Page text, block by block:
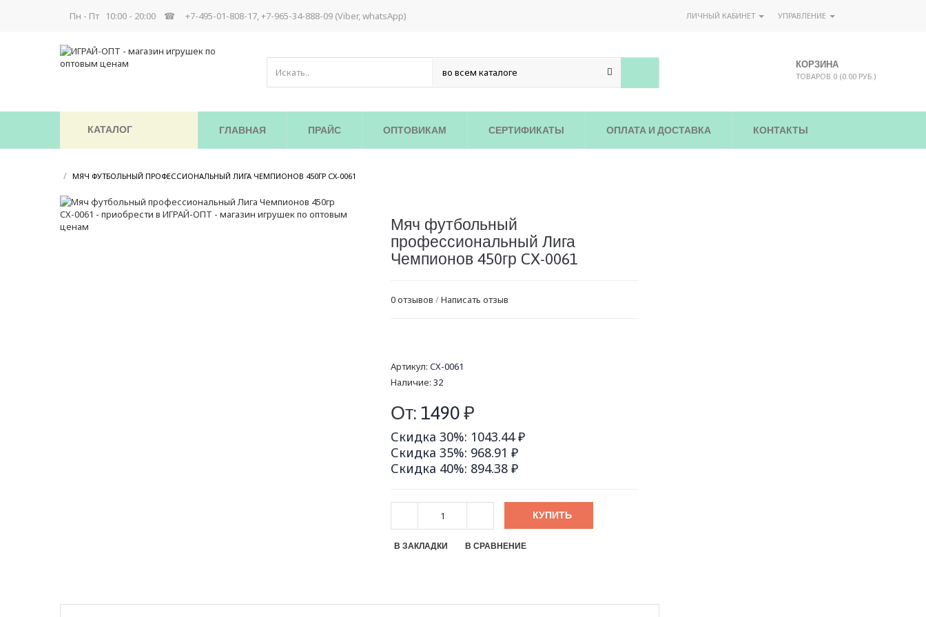
Пн - Пт 10:00 - 20:00 ☎ +7-495-01-808-17, +7-965-34-888-09 (Viber, whatsApp) ЛИЧНЫЙ КАБИНЕТ УПРАВЛЕНИЕ
КОРЗИНА
ТОВАРОВ 0 (0.00 РУБ.)
КАТАЛОГ ГЛАВНАЯ ПРАЙС ОПТОВИКАМ СЕРТИФИКАТЫ ОПЛАТА И ДОСТАВКА КОНТАКТЫ
/ МЯЧ ФУТБОЛЬНЫЙ ПРОФЕССИОНАЛЬНЫЙ ЛИГА ЧЕМПИОНОВ 450ГР CX-0061
Мяч футбольный
профессиональный Лига
Чемпионов 450гр CX-0061
0 отзывов /Написать отзыв
Артикул: CX-0061
Наличие: 32
От: 1490₽
Скидка 30%: 1043.44 ₽
Скидка 35%: 968.91 ₽
Скидка 40%: 894.38 ₽
КУПИТЬ
В ЗАКЛАДКИ В СРАВНЕНИЕ